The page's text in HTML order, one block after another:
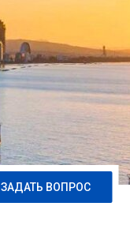
ЗАДАТЬ ВОПРОС